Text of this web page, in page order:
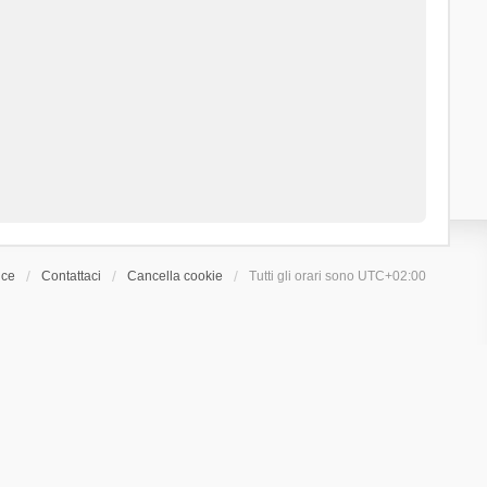
Contattaci Cancella cookie Tutti gli orari sono UTC+02:00